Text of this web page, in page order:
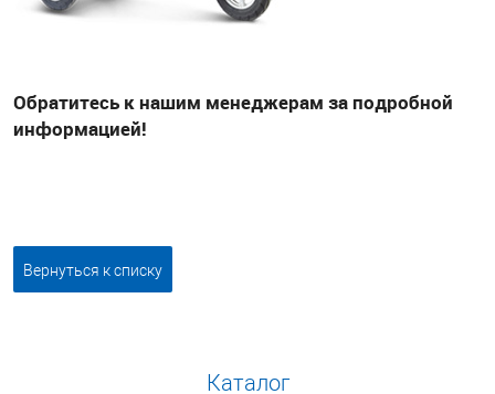
Обратитесь к нашим менеджерам за подробной
информацией!
Вернуться к списку
Каталог